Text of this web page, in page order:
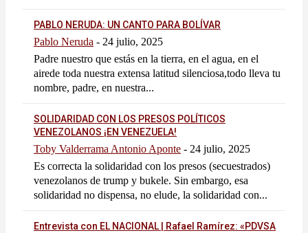
PABLO NERUDA: UN CANTO PARA BOLÍVAR
Pablo Neruda - 24 julio, 2025
Padre nuestro que estás en la tierra, en el agua, en el
airede toda nuestra extensa latitud silenciosa,todo lleva tu
nombre, padre, en nuestra...
SOLIDARIDAD CON LOS PRESOS POLÍTICOS
VENEZOLANOS ¡EN VENEZUELA!
Toby Valderrama Antonio Aponte - 24 julio, 2025
Es correcta la solidaridad con los presos (secuestrados)
venezolanos de trump y bukele. Sin embargo, esa
solidaridad no dispensa, no elude, la solidaridad con...
Entrevista con EL NACIONAL | Rafael Ramírez: «PDVSA